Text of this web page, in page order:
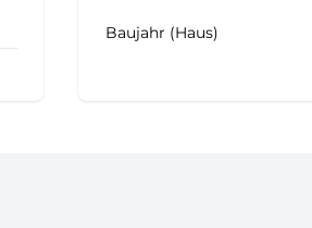
Baujahr (Haus)